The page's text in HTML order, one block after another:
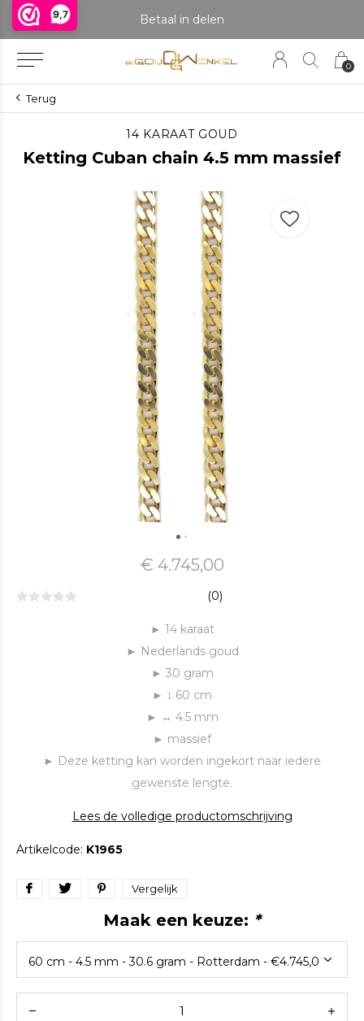
9,7
0
Betaal in delen
Terug
14 KARAAT GOUD
Ketting Cuban chain 4.5 mm massief
€ 4.745,00
(0)
► 14 karaat
► Nederlands goud
► 30 gram
► ↕ 60 cm
► ↔ 4.5 mm
► massief
► Deze ketting kan worden ingekort naar iedere
gewenste lengte.
Lees de volledige productomschrijving
Artikelcode: K1965
Vergelijk
Maak een keuze: *